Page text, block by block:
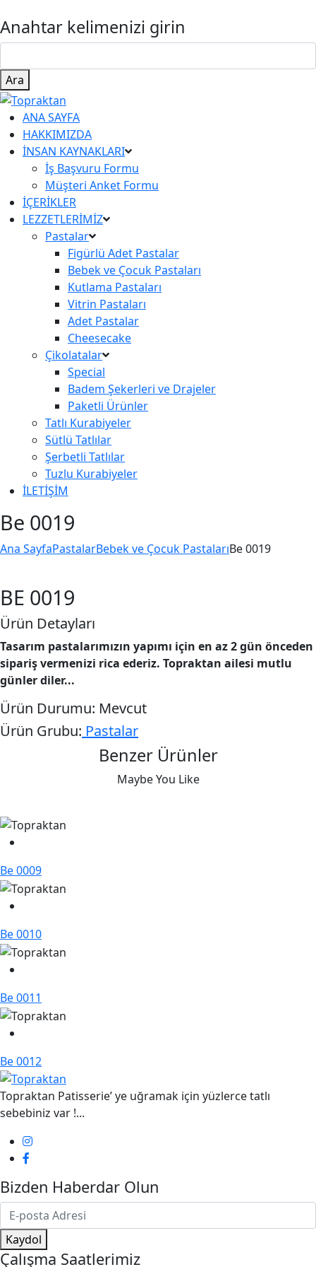
Anahtar kelimenizi girin
Ara
ANA SAYFA
HAKKIMIZDA
İNSAN KAYNAKLARI
İş Başvuru Formu
Müşteri Anket Formu
İÇERİKLER
LEZZETLERİMİZ
Pastalar
Figürlü Adet Pastalar
Bebek ve Çocuk Pastaları
Kutlama Pastaları
Vitrin Pastaları
Adet Pastalar
Cheesecake
Çikolatalar
Special
Badem Şekerleri ve Drajeler
Paketli Ürünler
Tatlı Kurabiyeler
Sütlü Tatlılar
Şerbetli Tatlılar
Tuzlu Kurabiyeler
İLETİŞİM
Be 0019
Ana SayfaPastalarBebek ve Çocuk PastalarıBe 0019
BE 0019
Ürün Detayları
Tasarım pastalarımızın yapımı için en az 2 gün önceden
sipariş vermenizi rica ederiz. Topraktan ailesi mutlu
günler diler...
Ürün Durumu: Mevcut
Ürün Grubu: Pastalar
Benzer Ürünler
Maybe You Like
Be 0009
Be 0010
Be 0011
Be 0012
Topraktan Patisserie’ ye uğramak için yüzlerce tatlı
sebebiniz var !...
Bizden Haberdar Olun
Kaydol
Çalışma Saatlerimiz